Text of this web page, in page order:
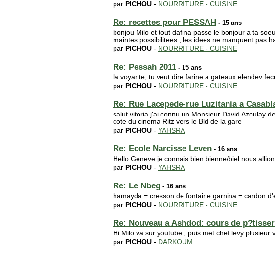
par PICHOU - NOURRITURE - CUISINE
Re: recettes pour PESSAH - 15 ans
bonjou Milo et tout dafina passe le bonjour a ta
maintes possibilitees , les idees ne manquent pas
par PICHOU - NOURRITURE - CUISINE
Re: Pessah 2011 - 15 ans
la voyante, tu veut dire farine a gateaux elendev
par PICHOU - NOURRITURE - CUISINE
Re: Rue Lacepede-rue Luzitania a
salut vitoria j'ai connu un Monsieur David Azoulay
cote du cinema Ritz vers le Bld de la gare
par PICHOU - YAHSRA
Re: Ecole Narcisse Leven - 16 ans
Hello Geneve je connais bien bienne/biel nous
par PICHOU - YAHSRA
Re: Le Nbeg - 16 ans
hamayda = cresson de fontaine garnina = cardon
par PICHOU - NOURRITURE - CUISINE
Re: Nouveau a Ashdod: cours de
Hi Milo va sur youtube , puis met chef levy plusieur
par PICHOU - DARKOUM